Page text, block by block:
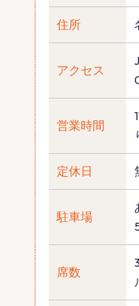
住所
アクセス
営業時間
定休日
駐車場
席数